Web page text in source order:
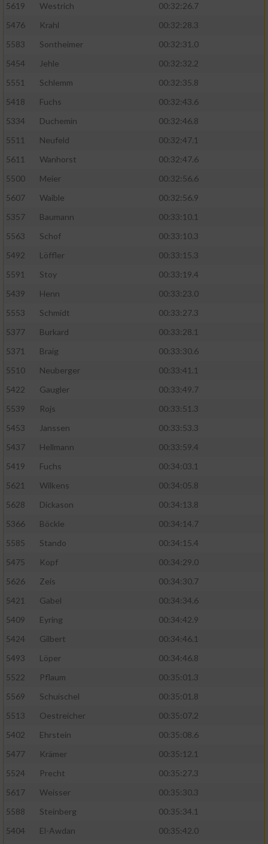
5619
Westrich
00:32:26.7
5476
Krahl
00:32:28.3
5583
Sontheimer
00:32:31.0
5454
Jehle
00:32:32.2
5551
Schlemm
00:32:35.8
5418
Fuchs
00:32:43.6
5334
Duchemin
00:32:46.8
5511
Neufeld
00:32:47.1
5611
Wanhorst
00:32:47.6
5500
Meier
00:32:56.6
5607
Waible
00:32:56.9
5357
Baumann
00:33:10.1
5563
Schof
00:33:10.3
5492
Löffler
00:33:15.3
5591
Stoy
00:33:19.4
5439
Henn
00:33:23.0
5553
Schmidt
00:33:27.3
5377
Burkard
00:33:28.1
5371
Braig
00:33:30.6
5510
Neuberger
00:33:41.1
5422
Gaugler
00:33:49.7
5539
Rojs
00:33:51.3
5453
Janssen
00:33:53.3
5437
Hellmann
00:33:59.4
5419
Fuchs
00:34:03.1
5621
Wilkens
00:34:05.8
5628
Dickason
00:34:13.8
5366
Böckle
00:34:14.7
5585
Stando
00:34:15.4
5475
Kopf
00:34:29.0
5626
Zeis
00:34:30.7
5421
Gabel
00:34:34.6
5409
Eyring
00:34:42.9
5424
Gilbert
00:34:46.1
5493
Löper
00:34:46.8
5522
Pflaum
00:35:01.3
5569
Schuischel
00:35:01.8
5513
Oestreicher
00:35:07.2
5402
Ehrstein
00:35:08.6
5477
Krämer
00:35:12.1
5524
Precht
00:35:27.3
5617
Weisser
00:35:30.3
5588
Steinberg
00:35:34.1
5404
El-Awdan
00:35:42.0